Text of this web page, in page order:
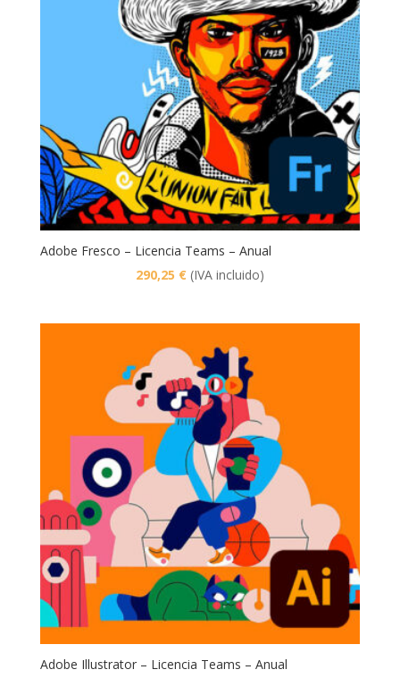
Adobe Fresco – Licencia Teams – Anual
290,25 € (IVA incluido)
Adobe Illustrator – Licencia Teams – Anual